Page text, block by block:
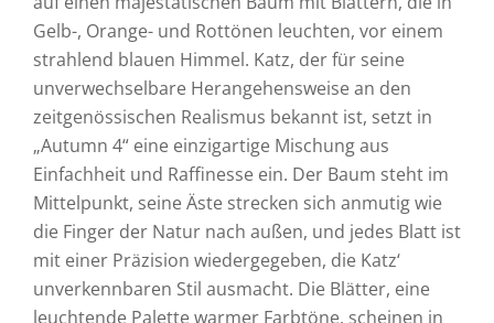
Gelb-, Orange- und Rottönen leuchten, vor einem
strahlend blauen Himmel. Katz, der für seine
unverwechselbare Herangehensweise an den
zeitgenössischen Realismus bekannt ist, setzt in
„Autumn 4“ eine einzigartige Mischung aus
Einfachheit und Raffinesse ein. Der Baum steht im
Mittelpunkt, seine Äste strecken sich anmutig wie
die Finger der Natur nach außen, und jedes Blatt ist
mit einer Präzision wiedergegeben, die Katz‘
unverkennbaren Stil ausmacht. Die Blätter, eine
leuchtende Palette warmer Farbtöne, scheinen in